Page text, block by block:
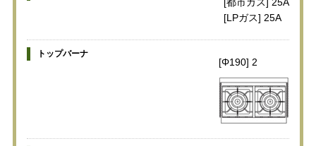
[LPガス] 25A
トップバーナ
[Φ190] 2